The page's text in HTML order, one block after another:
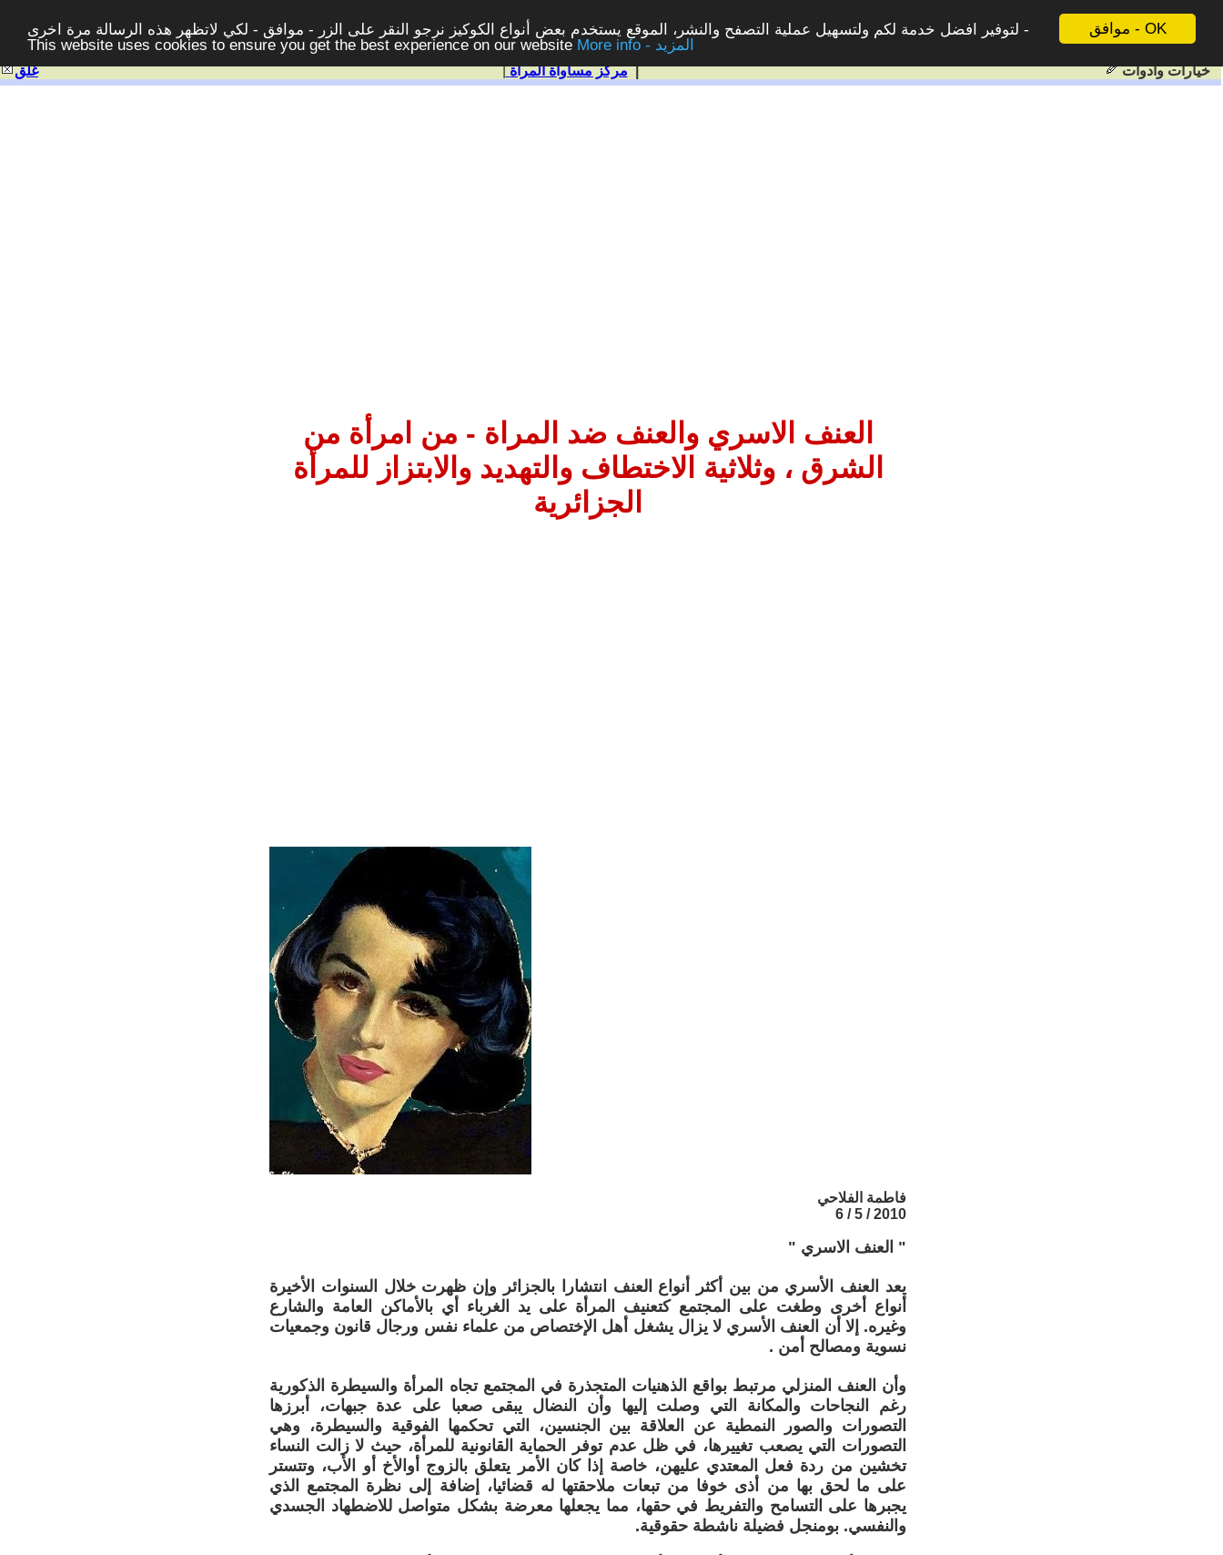
موافق - OK
لتوفير افضل خدمة لكم ولتسهيل عملية التصفح والنشر، الموقع يستخدم بعض أنواع الكوكيز نرجو النقر على الزر - موافق - لكي لاتظهر هذه الرسالة مرة اخرى -
This website uses cookies to ensure you get the best experience on our website
More info - المزيد
غلق | مركز مساواة المرأة| خيارات وادوات
العنف الاسري والعنف ضد المراة - من امرأة من
الشرق ، وثلاثية الاختطاف والتهديد والابتزاز للمرأة
الجزائرية
فاطمة الفلاحي
2010 / 5 / 6
" العنف الاسري "
يعد العنف الأسري من بين أكثر أنواع العنف انتشارا بالجزائر وإن ظهرت خلال السنوات الأخيرة
أنواع أخرى وطغت على المجتمع كتعنيف المرأة على يد الغرباء أي بالأماكن العامة والشارع
وغيره. إلا أن العنف الأسري لا يزال يشغل أهل الإختصاص من علماء نفس ورجال قانون وجمعيات
نسوية ومصالح أمن .
وأن العنف المنزلي مرتبط بواقع الذهنيات المتجذرة في المجتمع تجاه المرأة والسيطرة الذكورية
رغم النجاحات والمكانة التي وصلت إليها وأن النضال يبقى صعبا على عدة جبهات، أبرزها
التصورات والصور النمطية عن العلاقة بين الجنسين، التي تحكمها الفوقية والسيطرة، وهي
التصورات التي يصعب تغييرها، في ظل عدم توفر الحماية القانونية للمرأة، حيث لا زالت النساء
تخشين من ردة فعل المعتدي عليهن، خاصة إذا كان الأمر يتعلق بالزوج أوالأخ أو الأب، وتتستر
على ما لحق بها من أذى خوفا من تبعات ملاحقتها له قضائيا، إضافة إلى نظرة المجتمع الذي
يجبرها على التسامح والتفريط في حقها، مما يجعلها معرضة بشكل متواصل للاضطهاد الجسدي
والنفسي. بومنجل فضيلة ناشطة حقوقية.